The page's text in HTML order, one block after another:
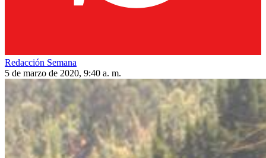
Redacción Semana
5 de marzo de 2020, 9:40 a. m.